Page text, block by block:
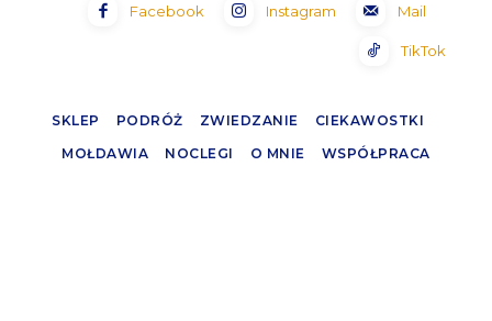
Facebook Instagram Mail
TikTok
SKLEP PODRÓŻ ZWIEDZANIE
CIEKAWOSTKI
MOŁDAWIA
NOCLEGI O MNIE WSPÓŁPRACA